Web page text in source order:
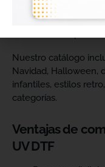
catálogo y ofrecer
clientes. Podrás
Nuestro catálogo
Navidad, Halloween,
infantiles, estilos
categorías.
Ventajas de
UV DTF